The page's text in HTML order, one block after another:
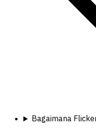
Bagaimana